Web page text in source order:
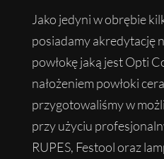
Jako jedyni w obrębie
posiadamy akredytację
powłokę jaką jest Opti
nałożeniem powłoki
przygotowaliśmy w
przy użyciu
RUPES, Festool oraz